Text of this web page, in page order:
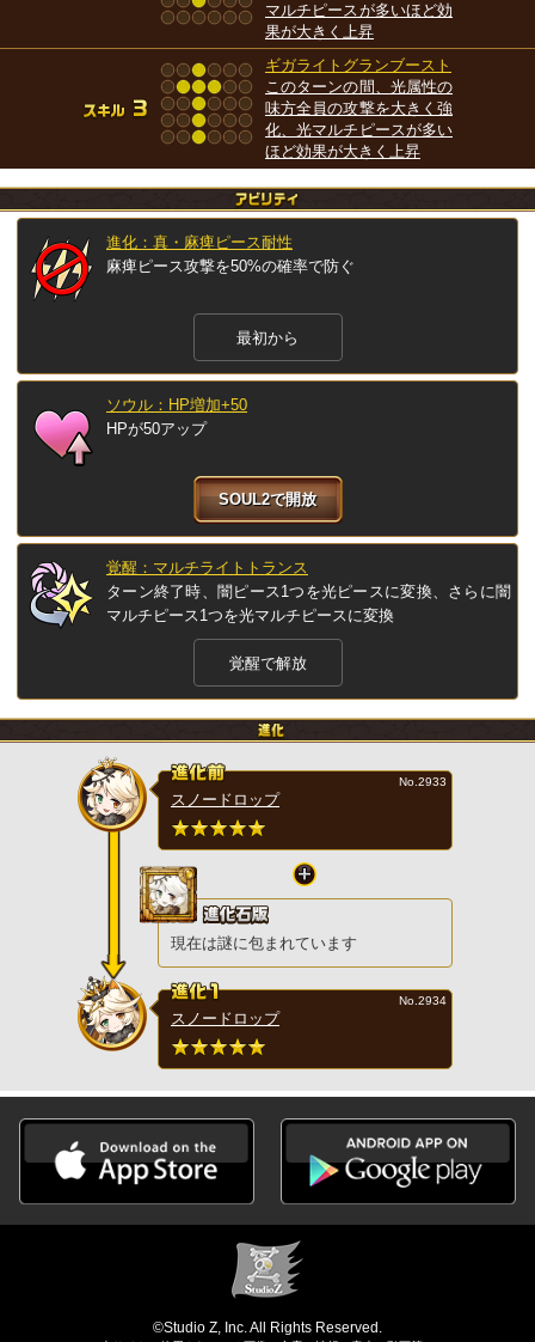
マルチピースが多いほど効
果が大きく上昇
ギガライトグランブースト
このターンの間、光属性の
味方全員の攻撃を大きく強
化、光マルチピースが多い
ほど効果が大きく上昇
進化：真・麻痺ピース耐性
麻痺ピース攻撃を50%の確率で防ぐ
最初から
ソウル：HP増加+50
HPが50アップ
SOUL2で開放
覚醒：マルチライトトランス
ターン終了時、闇ピース1つを光ピースに変換、さらに闇
マルチピース1つを光マルチピースに変換
覚醒で解放
スノードロップ
No.2933
現在は謎に包まれています
スノードロップ
No.2934
©Studio Z, Inc. All Rights Reserved.